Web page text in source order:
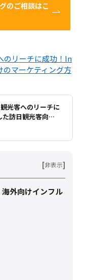
のご相談はこ
のリーチに成功！In
マーケティング方
光客へのリーチに
訪日観光客向け
[非表示]
外向けインフル